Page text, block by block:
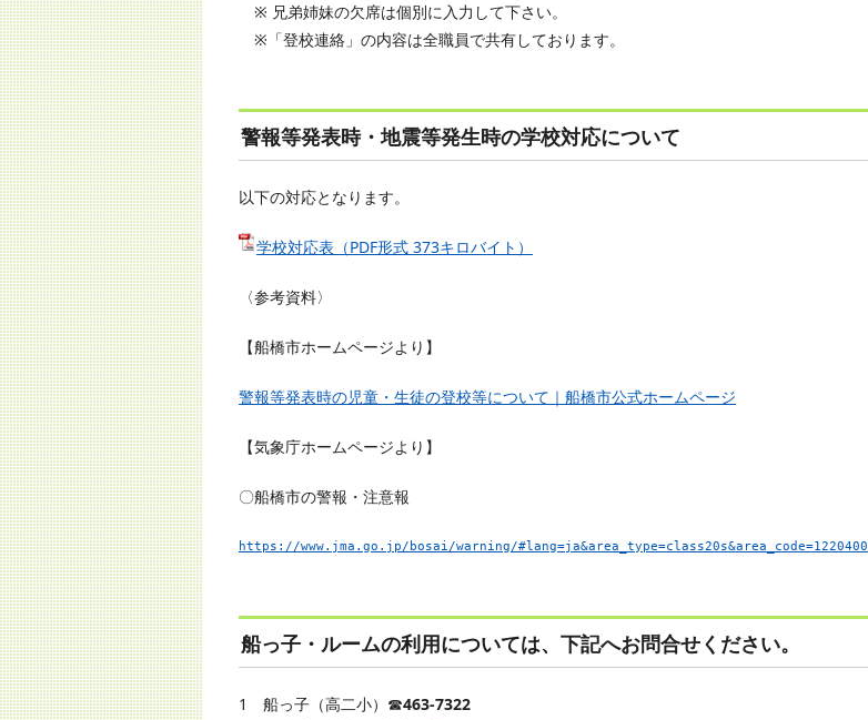
※ 兄弟姉妹の欠席は個別に入力して下さい。
※「登校連絡」の内容は全職員で共有しております。
警報等発表時・地震等発生時の学校対応について
以下の対応となります。
学校対応表（PDF形式 373キロバイト）
〈参考資料〉
【船橋市ホームページより】
警報等発表時の児童・生徒の登校等について｜船橋市公式ホームページ
【気象庁ホームページより】
〇船橋市の警報・注意報
https://www.jma.go.jp/bosai/warning/#lang=ja&area_type=class20s&area_code=1220400
船っ子・ルームの利用については、下記へお問合せください。
1 船っ子（高二小）☎463-7322